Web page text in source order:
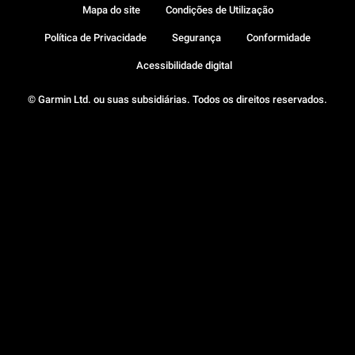
© Garmin Ltd. ou suas subsidiárias. Todos os direitos reservados.
Mapa do site Condições de Utilização
Política de Privacidade Segurança Conformidade
Acessibilidade digital